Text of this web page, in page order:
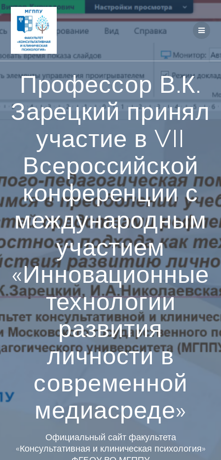
Перейти
к
контенту
Профессор В.К.
Зарецкий принял
участие в VII
Всероссийской
конференции с
международным
участием
«Инновационные
технологии
развития
личности в
современной
медиасреде»
Официальный сайт факультета
«Консультативная и клиническая психология»